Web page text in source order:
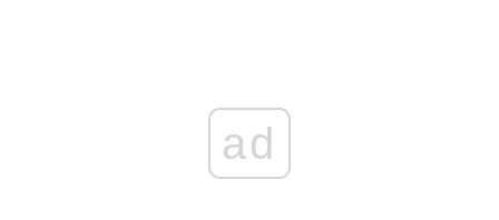
ad